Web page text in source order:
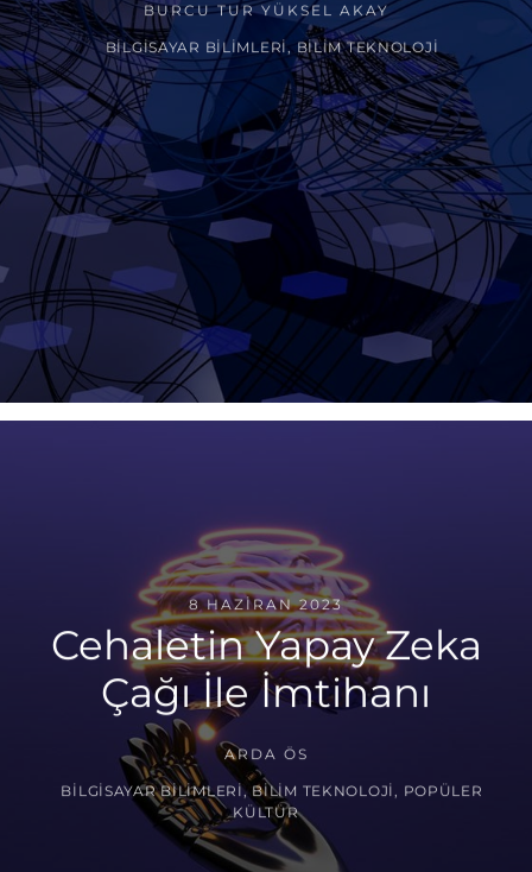
BURCU TUR YÜKSEL AKAY
BILGISAYAR BILIMLERI, BILIM TEKNOLOJI
8 HAZIRAN 2023
Cehaletin Yapay Zeka
Çağı İle İmtihanı
ARDA ÖS
BILGISAYAR BILIMLERI, BILIM TEKNOLOJI
POPÜLER
KÜLTÜR